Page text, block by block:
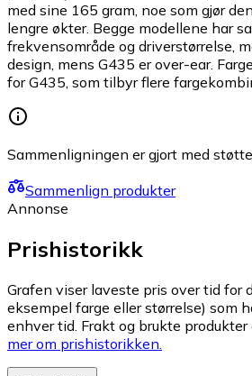
med sine 165 gram, noe som gjør
lengre økter. Begge modellene har
frekvensområde og driverstørrelse,
design, mens G435 er over-ear.
for G435, som tilbyr flere
Sammenligningen er gjort med
Sammenlign produkter
Annonse
Prishistorikk
Grafen viser laveste pris over tid for
eksempel farge eller størrelse) som
enhver tid. Frakt og brukte produkter
mer om prishistorikken.